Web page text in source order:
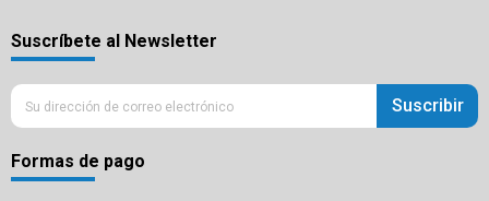
Suscríbete al Newsletter
Suscribir
Formas de pago